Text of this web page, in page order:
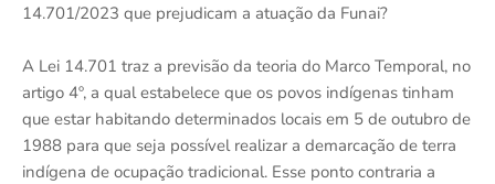
14.701/2023 que prejudicam a atuação da Funai?
A Lei 14.701 traz a previsão da teoria do Marco Temporal, no
artigo 4º, a qual estabelece que os povos indígenas tinham
que estar habitando determinados locais em 5 de outubro de
1988 para que seja possível realizar a demarcação de terra
indígena de ocupação tradicional. Esse ponto contraria a